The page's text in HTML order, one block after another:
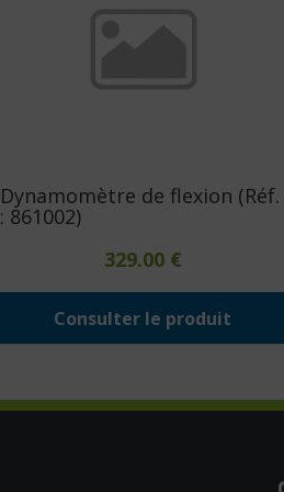
Dynamomètre de flexion (Réf.
: 861002)
329.00 €
Consulter le produit